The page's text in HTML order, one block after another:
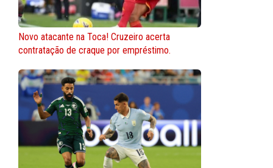
Novo atacante na Toca! Cruzeiro acerta
contratação de craque por empréstimo.